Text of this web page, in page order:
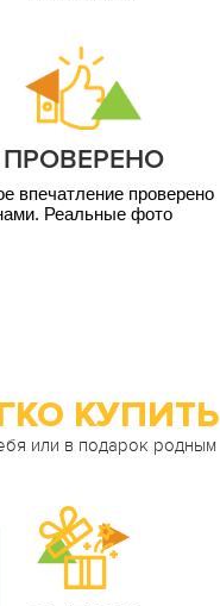
ПРОВЕРЕНО
впечатление проверено
Реальные фото
КУПИТЬ
или в подарок родным